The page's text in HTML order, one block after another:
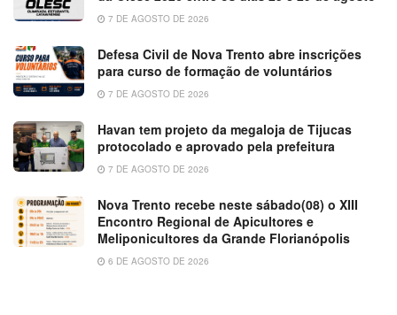
7 DE AGOSTO DE 2026
Defesa Civil de Nova Trento abre inscrições
para curso de formação de voluntários
7 DE AGOSTO DE 2026
Havan tem projeto da megaloja de Tijucas
protocolado e aprovado pela prefeitura
7 DE AGOSTO DE 2026
Nova Trento recebe neste sábado(08) o XIII
Encontro Regional de Apicultores e
Meliponicultores da Grande Florianópolis
6 DE AGOSTO DE 2026